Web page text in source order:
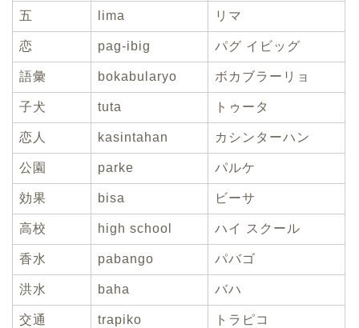
五 lima リマ
恋 pag-ibig パグ イビッグ
語彙 bokabularyo ボカブラーリョ
子犬 tuta トゥータ
恋人 kasintahan カシンターハン
公園 parke パルケ
効果 bisa ビーサ
高校 high school ハイ スクール
香水 pabango パバゴ
洪水 baha バハ
交通 trapiko トラピコ